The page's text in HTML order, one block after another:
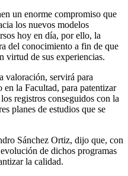
un enorme compromiso que
los nuevos modelos
hoy en día, por ello, la
del conocimiento a fin de que
virtud de sus experiencias.
valoración, servirá para
en la Facultad, para patentizar
registros conseguidos con la
planes de estudios que se
Sánchez Ortiz, dijo que, con
de dichos programas
la calidad.